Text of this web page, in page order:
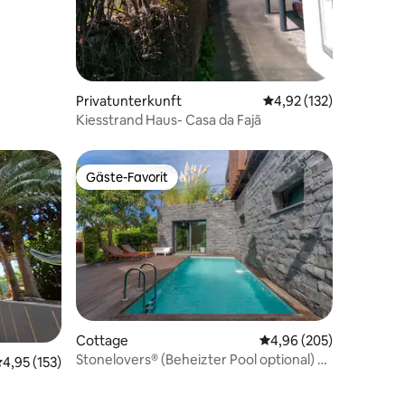
Privatunterkunft Durchschnittliche
4,92 (132)
Kiesstrand Haus- Casa da Fajã
Bewertungen Bewertung: 4,95 von 5, 153 Bewertungen
4,95 (153)
Gäste-Favorit
Gäste-Favorit
Cottage Durchschnittliche
4,96 (205)
Stonelovers® (Beheizter Pool optional) –